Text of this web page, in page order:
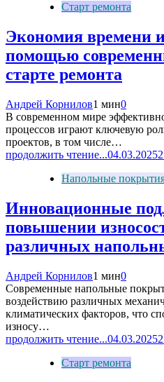
Старт ремонта
Экономия времени
помощью
старте ремонта
Андрей Корнилов1 мин0
В современном мире
процессов играют ключевую
проектов, в том числе…
продолжить чтение...04.03.2025
Напольные
Инновационные
повышении
различных
Андрей Корнилов1 мин0
Современные напольные
воздействию различных
климатических факторов, что
износу…
продолжить чтение...04.03.2025
Старт ремонта